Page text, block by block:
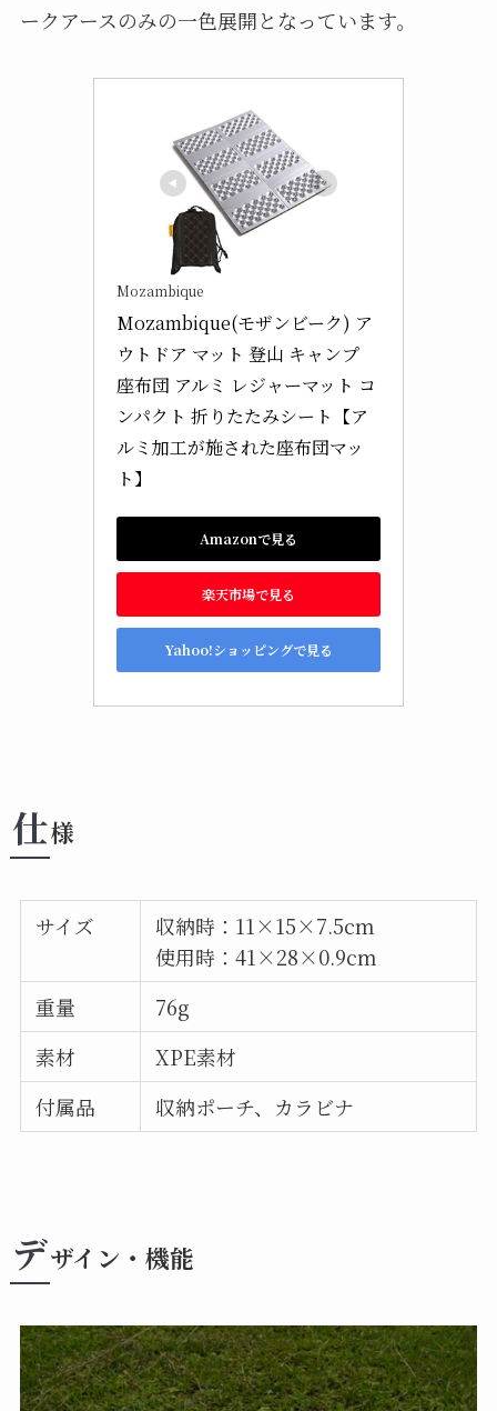
ークアースのみの一色展開となっています。
Mozambique
Mozambique(モザンビーク) ア
ウトドア マット 登山 キャンプ
座布団 アルミ レジャーマット コ
ンパクト 折りたたみシート【ア
ルミ加工が施された座布団マッ
ト】
Amazonで見る
楽天市場で見る
Yahoo!ショッピングで見る
仕様
サイズ
収納時：11×15×7.5cm
使用時：41×28×0.9cm
重量
76g
素材
XPE素材
付属品
収納ポーチ、カラビナ
デザイン・機能